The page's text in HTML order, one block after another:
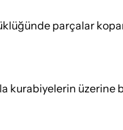
parçalar
kurabiyelerin üzerine